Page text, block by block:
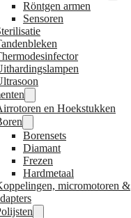
Röntgen armen
Sensoren
en Hoekstukken
Borensets
Diamant
Frezen
Hardmetaal
micromotoren &